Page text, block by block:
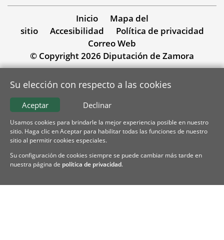
Inicio
Mapa del
sitio
Accesibilidad
Política de privacidad
Correo Web
© Copyright 2026 Diputación de Zamora
Su elección con respecto a las cookies
Declinar
Aceptar
Usamos cookies para brindarle la mejor experiencia posible en nuestro
sitio. Haga clic en Aceptar para habilitar todas las funciones de nuestro
sitio al permitir cookies especiales.
Su configuración de cookies siempre se puede cambiar más tarde en
nuestra página de política de privacidad.